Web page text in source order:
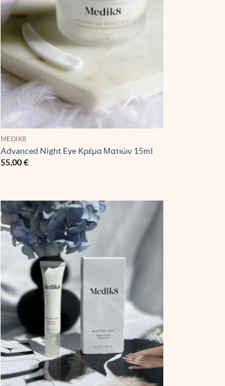
MEDIK8
Advanced Night Eye Κρέμα Ματιών 15ml
55,00€